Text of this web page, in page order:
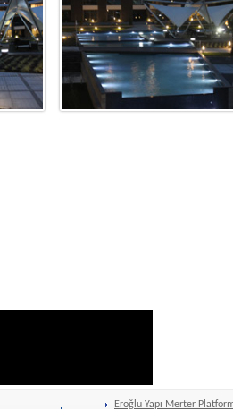
Eroğlu Yapı Merter